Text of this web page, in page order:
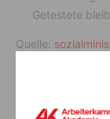
Getestete
Quelle:
Heute